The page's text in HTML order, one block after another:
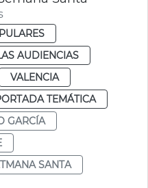
AUDIENCIAS
VALENCIA
TEMÁTICA
GARCÍA
SANTA